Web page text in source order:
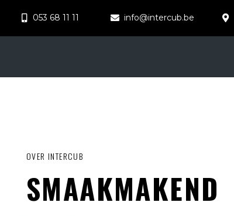
053 68 11 11 info@intercub.be
OVER INTERCUB
SMAAKMAKEND